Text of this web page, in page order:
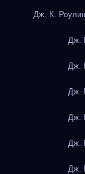
Дж. К.
Дж.
Дж.
Дж.
Дж.
Дж.
Дж.